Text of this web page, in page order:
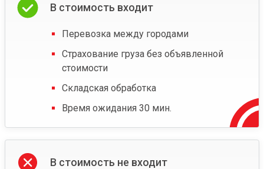
В стоимость входит
Перевозка между городами
Страхование груза без объявленной
стоимости
Складская обработка
Время ожидания 30 мин.
В стоимость не входит